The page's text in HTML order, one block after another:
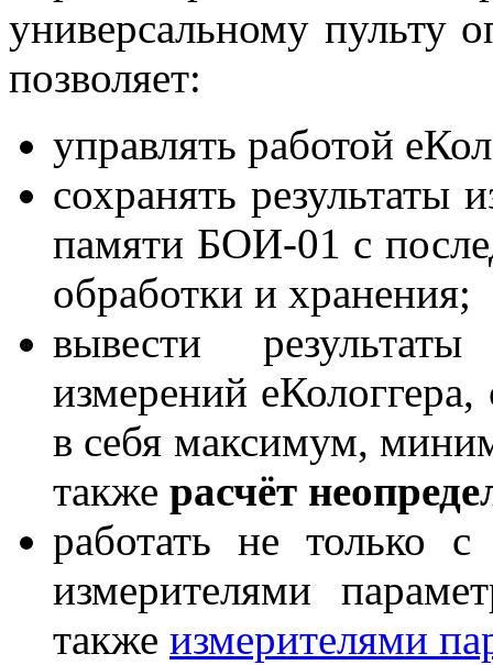
универсальному пульту
позволяет:
управлять работой
сохранять результаты
памяти БОИ-01 с
обработки и хранения;
вывести
измерений
в себя максимум,
также расчёт
работать не только
измерителями
также измерителями